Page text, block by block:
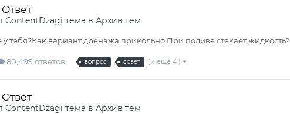
ContentDzagi тема в Архив тем
тебя?Как вариант дренажа,прикольно!При поливе стекает жидкость?
80,499 ответов вопрос совет (и ещё 4 )
ContentDzagi тема в Архив тем